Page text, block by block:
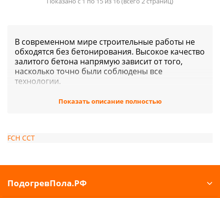
В современном мире строительные работы не
обходятся без бетонирования. Высокое качество
залитого бетона напрямую зависит от того,
насколько точно были соблюдены все
технологии.
практически останавливается, а залитый бетон
проблемы: электрический кабель, который
конструкцию.
В настоящее время спросом пользуется
электрический метод обогрева бетона. При
Показать описание полностью
FCH ССТ
ПодогревПола.РФ